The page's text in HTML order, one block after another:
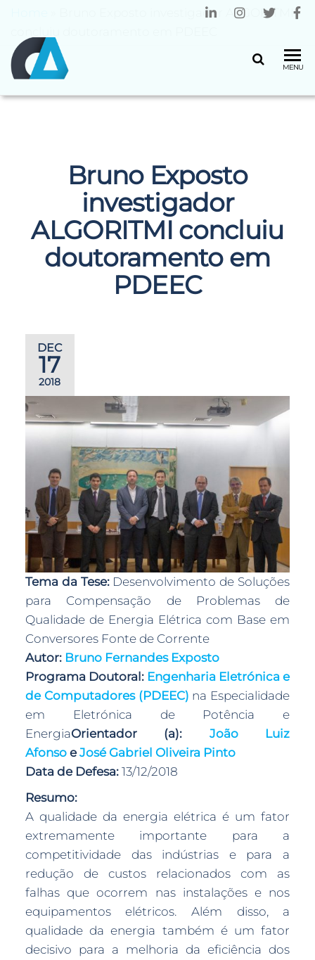
MENU
Bruno Exposto investigador ALGORITMI
Bruno Exposto
investigador
ALGORITMI concluiu
doutoramento em
PDEEC
DEC
17
2018
Tema da Tese:Desenvolvimento de Soluções
para Compensação de Problemas de
Qualidade de Energia Elétrica com Base em
Conversores Fonte de Corrente
Autor: Bruno Fernandes Exposto
Programa Doutoral: Engenharia Eletrónica e
de Computadores (PDEEC) na Especialidade
em Eletrónica de Potência e
EnergiaOrientador (a): João Luiz
AfonsoeJosé Gabriel Oliveira Pinto
Data de Defesa: 13/12/2018
Resumo:
A qualidade da energia elétrica é um fator
extremamente importante para a
competitividade das indústrias e para a
redução de custos relacionados com as
falhas que ocorrem nas instalações e nos
equipamentos elétricos. Além disso, a
qualidade da energia também é um fator
decisivo para a melhoria da eficiência dos